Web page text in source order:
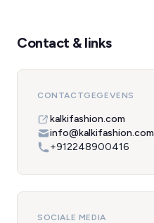
Contact & links
CONTACTGEGEVENS
kalkifashion.com
info@kalkifashion.com
+912248900416
SOCIALE MEDIA